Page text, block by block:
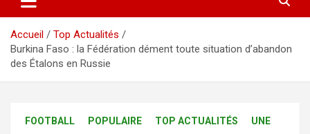
Accueil
Top Actualités
Burkina Faso : la Fédération dément toute situation d’abandon
des Étalons en Russie
FOOTBALL POPULAIRE TOP ACTUALITÉS UNE